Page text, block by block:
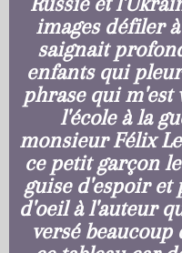
images défiler
saignait
enfants qui
phrase qui m'est
l'école à la
monsieur Félix
ce petit garçon
guise d'espoir
d'oeil à l'auteur
versé